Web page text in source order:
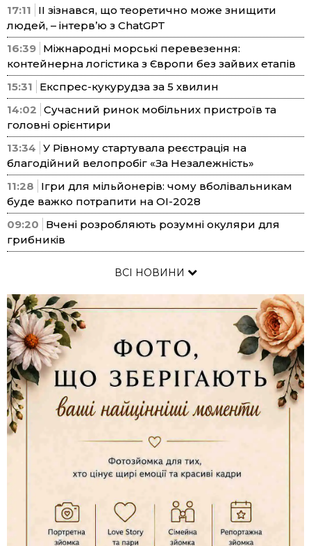
17:11
ІІ зізнався, що теоретично може знищити
людей, – інтерв’ю з ChatGPT
16:39 Міжнародні морські перевезення:
контейнерна логістика з Європи без зайвих етапів
15:31
Експрес-кукурудза за 5 хвилин
14:02 Сучасний ринок мобільних пристроїв та
головні орієнтири
13:34 У Рівному стартувала реєстрація на
благодійний велопробіг «За Незалежність»
11:28
Ігри для мільйонерів: чому вболівальникам
буде важко потрапити на ОІ-2028
09:20
Вчені розробляють розумні окуляри для
грибників
ВСІ НОВИНИ